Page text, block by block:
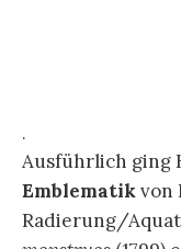
Bourgogne, der
Stadt genutzt
Tür zur
Europa,